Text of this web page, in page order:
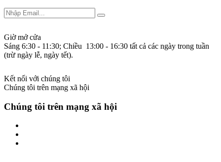
Giờ mở cửa
Sáng 6:30 - 11:30; Chiều 13:00 - 16:30 tất cả các ngày trong tuần
(trừ ngày lễ, ngày tết).
Kết nối với chúng tôi
Chúng tôi trên mạng xã hội
Chúng tôi trên mạng xã hội